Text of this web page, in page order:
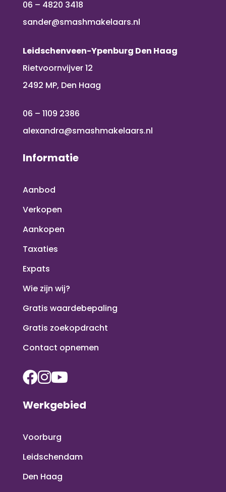
06 – 4820 3418
sander@smashmakelaars.nl
Leidschenveen-Ypenburg Den Haag
Rietvoornvijver 12
2492 MP, Den Haag
06 – 1109 2386
alexandra@smashmakelaars.nl
Informatie
Aanbod
Verkopen
Aankopen
Taxaties
Expats
Wie zijn wij?
Gratis waardebepaling
Gratis zoekopdracht
Contact opnemen
Werkgebied
Voorburg
Leidschendam
Den Haag